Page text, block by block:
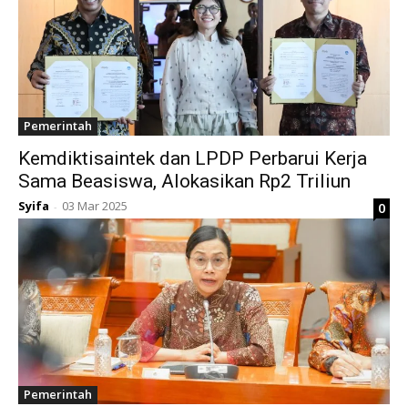
Pemerintah
Kemdiktisaintek dan LPDP Perbarui Kerja
Sama Beasiswa, Alokasikan Rp2 Triliun
Syifa - 03 Mar 2025 0
Pemerintah